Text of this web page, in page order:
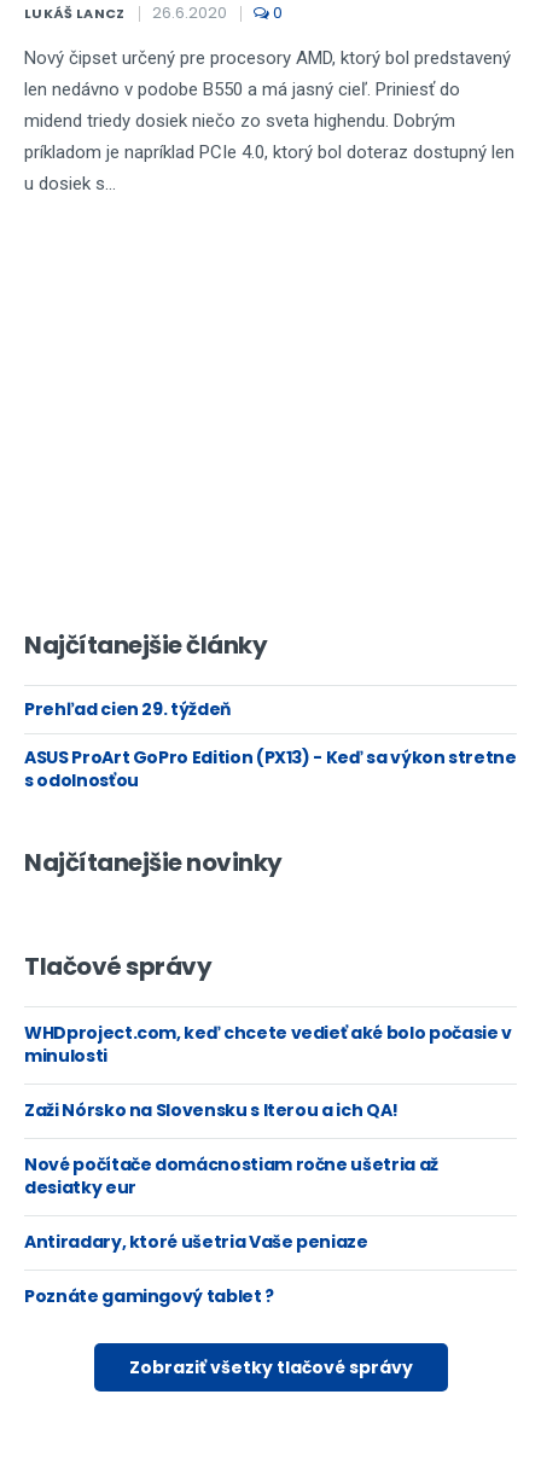
LUKÁŠ LANCZ 26.6.2020 0
Nový čipset určený pre procesory AMD, ktorý bol predstavený
len nedávno v podobe B550 a má jasný cieľ. Priniesť do
midend triedy dosiek niečo zo sveta highendu. Dobrým
príkladom je napríklad PCIe 4.0, ktorý bol doteraz dostupný len
u dosiek s...
Najčítanejšie články
Prehľad cien 29. týždeň
ASUS ProArt GoPro Edition (PX13) - Keď sa výkon stretne
s odolnosťou
Najčítanejšie novinky
Tlačové správy
WHDproject.com, keď chcete vedieť aké bolo počasie v
minulosti
Zaži Nórsko na Slovensku s Iterou a ich QA!
Nové počítače domácnostiam ročne ušetria až
desiatky eur
Antiradary, ktoré ušetria Vaše peniaze
Poznáte gamingový tablet ?
Zobraziť všetky tlačové správy